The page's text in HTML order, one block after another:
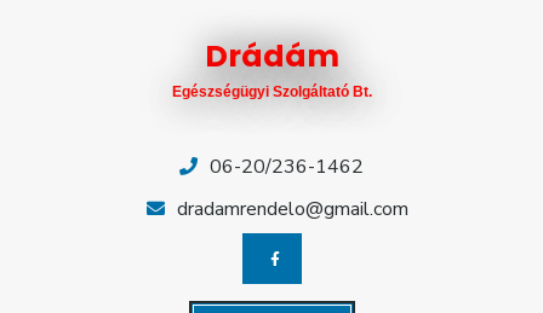
Drádám
Egészségügyi Szolgáltató Bt.
06-20/236-1462
dradamrendelo@gmail.com